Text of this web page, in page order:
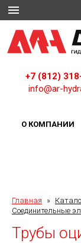
+7 (812)
info@ar-
О КОМПАНИИ
Главная »
Соединительные
Трубы